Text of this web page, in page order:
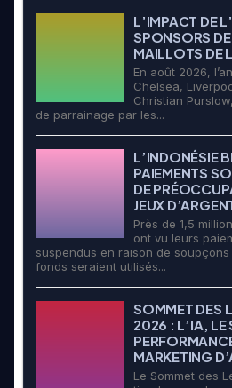
L’IMPACT DE
SPONSORS DE
MAILLOTS DE
En août 2026,
Chelsea,
Christian
de parrainage par les...
L’INDONÉSIE
PAIEMENTS
DE
JEUX
Près de 1,5
ont vu leurs
suspendus en raison de
fonds seraient utilisés...
SOMMET DES
2026 : L’IA, LE
MARKETING
Le Sommet des